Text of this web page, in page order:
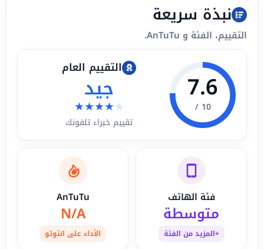
نبذة سريعة
التقييم، الفئة و AnTuTu.
7.6
10 /
التقييم العام
جيد
★★★★★
تقييم خبراء تلفونك
فئة الهاتف
متوسطة
+المزيد من الفئة
AnTuTu
N/A
الأداء على انتوتو